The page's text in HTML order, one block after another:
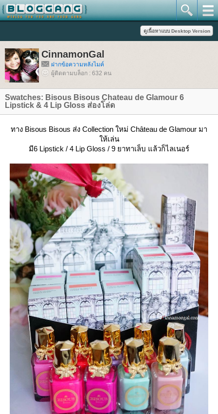
CinnamonGal
ฝากข้อความหลังไมค์
ผู้ติดตามบล็อก : 632 คน
Swatches: Bisous Bisous Chateau de Glamour 6
Lipstick & 4 Lip Gloss ส่องโล่ด
ทาง Bisous Bisous ส่ง Collection ใหม่ Château de Glamour มา
ห้เล่น
มี6 Lipstick / 4 Lip Gloss / 9 ยาทาเล็บ แล้วก็ไลเนอร์